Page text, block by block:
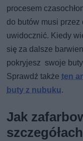
procesem
do butów musi przez
uwidocznić. Kiedy
się za dalsze
pokryjesz swoje
Sprawdź takżeten
buty z nubuku.
Jak